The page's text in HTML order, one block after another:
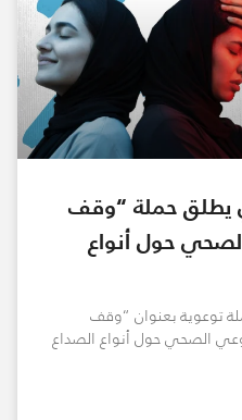
يطلق حملة “وقف
حول أنواع
توعوية بعنوان “وقف
الصحي حول أنواع الصداع